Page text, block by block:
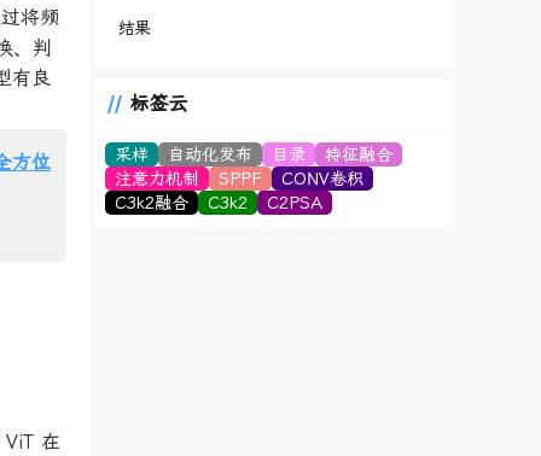
将频
、判
有良
方位
ViT 在
结果
标签云
采样 自动化发布 目录
特征融合
注意力机制
SPPF
CONV卷积
C3k2融合
C3k2 C2PSA